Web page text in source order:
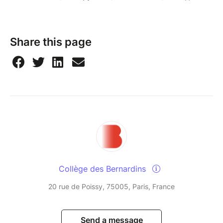
Share this page
Collège des Bernardins
20 rue de Poissy, 75005, Paris, France
Send a message